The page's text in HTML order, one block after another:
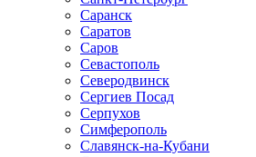
Саранск
Саратов
Саров
Севастополь
Северодвинск
Сергиев Посад
Серпухов
Симферополь
Славянск-на-Кубани